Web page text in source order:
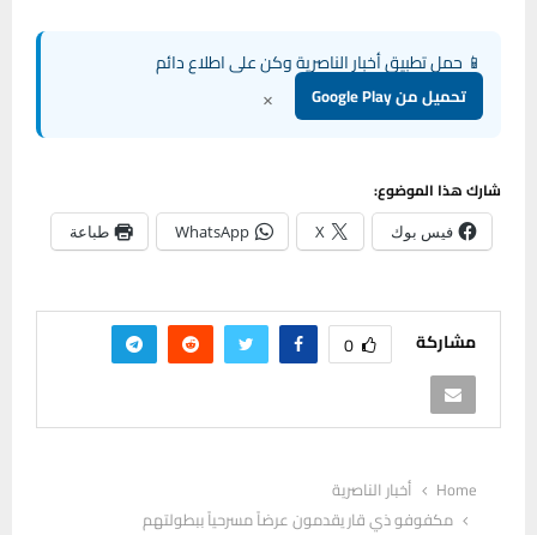
📱 حمل تطبيق أخبار الناصرية وكن على اطلاع دائم
تحميل من Google Play ×
شارك هذا الموضوع:
فيس بوك X
WhatsApp طباعة
مشاركة 0
Home
أخبار الناصرية
مكفوفو ذي قار يقدمون عرضاً مسرحياً ببطولتهم